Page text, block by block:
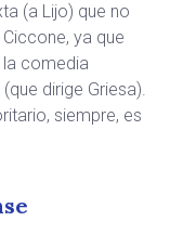
(a Lijo) que no
ya que
comedia
dirige Griesa).
siempre, es